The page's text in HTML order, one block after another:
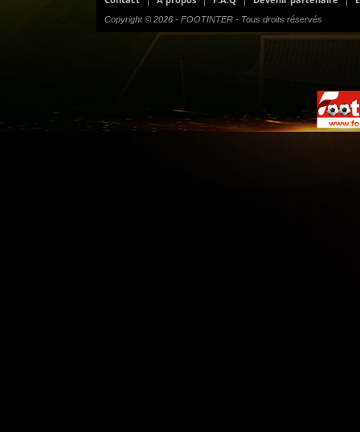
Copyright © 2026 - FOOTINTER - Tous droits réservés